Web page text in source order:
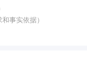
事实依据）